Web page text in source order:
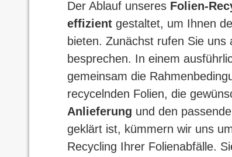
Der Ablauf unseres Folien-
effizient gestaltet, um Ihnen
bieten. Zunächst rufen Sie
besprechen. In einem
gemeinsam die
recycelnden Folien, die
Anlieferung und den
geklärt ist, kümmern wir uns
Recycling Ihrer Folienabfälle.